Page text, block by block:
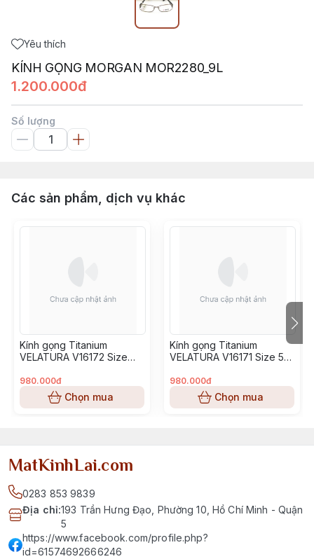
Yêu thích
KÍNH GỌNG MORGAN MOR2280_9L
1.200.000đ
Số lượng
Các sản phẩm, dịch vụ khác
Kính gọng Titanium
VELATURA V16172 Size
980.000đ
Chọn mua
Kính gọng Titanium
VELATURA V16171 Size 53-
980.000đ
Chọn mua
MatKinhLai.com
0283 853 9839
Địa chỉ:193 Trần Hưng Đạo, Phường 10, Hồ Chí Minh - Quận
5
https://www.facebook.com/profile.php?
id=61574692666246